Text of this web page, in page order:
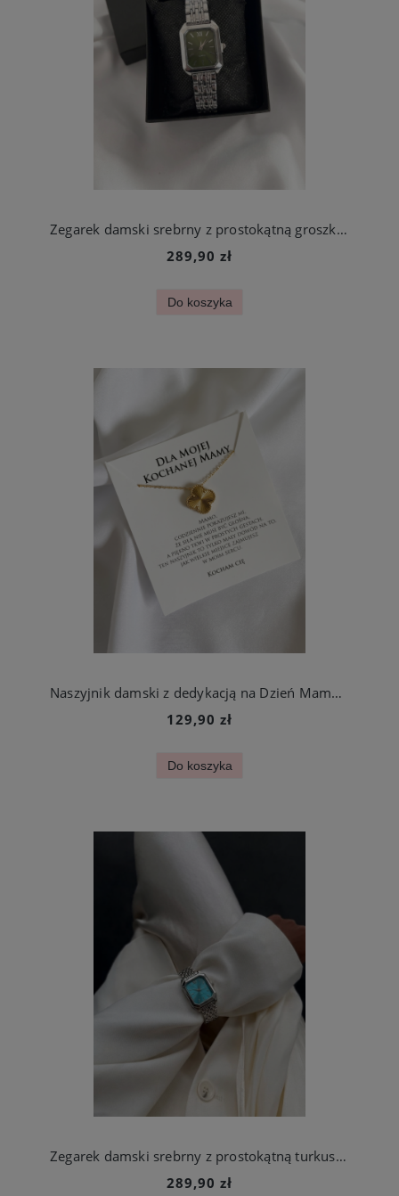
Zegarek damski srebrny z prostokątną groszkową tarczą stal chirurgiczna
289,90 zł
Do koszyka
Naszyjnik damski z dedykacją na Dzień Mamy elegancka złota koniczynka ze stali szlachetnej
129,90 zł
Do koszyka
Zegarek damski srebrny z prostokątną turkusową kopertą stal chirurgiczna
289,90 zł